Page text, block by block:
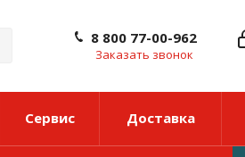
8 800 77-00-962
Заказать звонок
Сервис Доставка